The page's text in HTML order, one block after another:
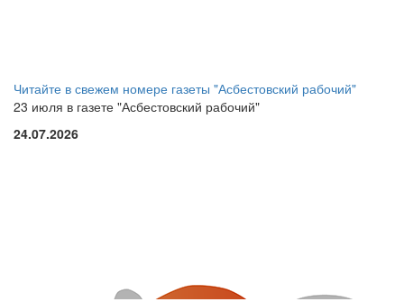
Читайте в свежем номере газеты "Асбестовский рабочий"
23 июля в газете "Асбестовский рабочий"
24.07.2026